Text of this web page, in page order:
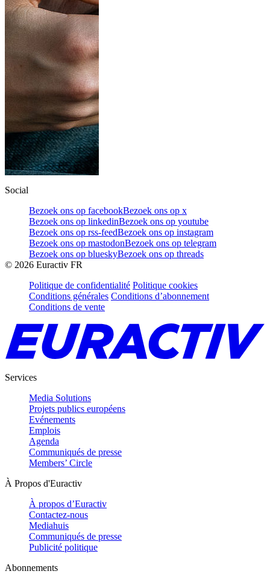
Social
Bezoek ons op facebookBezoek ons op x
Bezoek ons op linkedinBezoek ons op youtube
Bezoek ons op rss-feedBezoek ons op instagram
Bezoek ons op mastodonBezoek ons op telegram
Bezoek ons op blueskyBezoek ons op threads
© 2026 Euractiv FR
Politique de confidentialité Politique cookies
Conditions générales Conditions d’abonnement
Conditions de vente
Services
Media Solutions
Projets publics européens
Evénements
Emplois
Agenda
Communiqués de presse
Members’ Circle
À Propos d'Euractiv
À propos d’Euractiv
Contactez-nous
Mediahuis
Communiqués de presse
Publicité politique
Abonnements